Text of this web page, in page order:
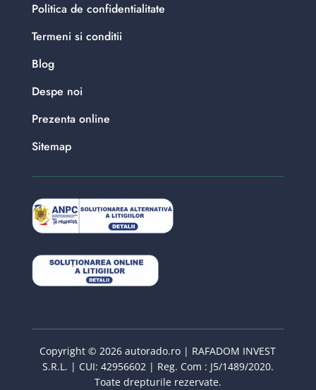
Politica de confidentialitate
Termeni si conditii
Blog
Despe noi
Prezenta online
Sitemap
Copyright © 2026 autorado.ro | RAFADOM INVEST
S.R.L. | CUI: 42956602 | Reg. Com : J5/1489/2020.
Toate drepturile rezervate.